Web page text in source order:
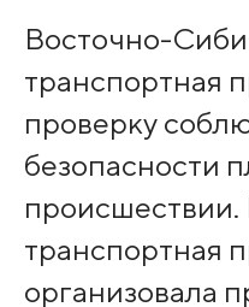
Восточно-
транспортная
проверку
безопасности
происшествии.
транспортная
организовала